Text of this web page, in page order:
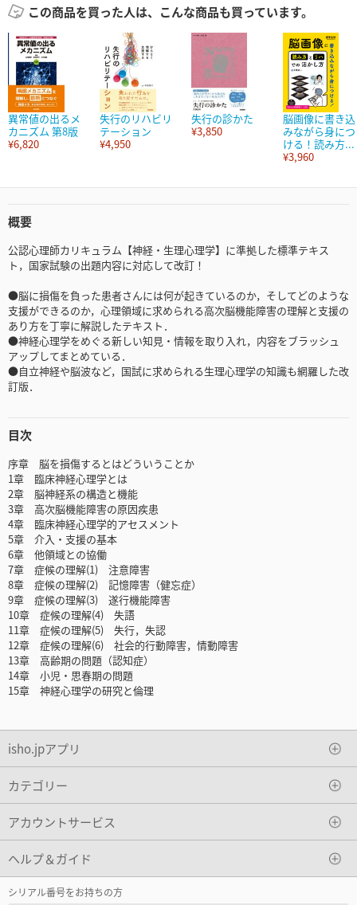
この商品を買った人は、こんな商品も買っています。
異常値の出るメ
カニズム 第8版
¥6,820
失行のリハビリ
テーション
¥4,950
失行の診かた
¥3,850
脳画像に書き込
みながら身につ
ける！読み方...
¥3,960
概要
公認心理師カリキュラム【神経・生理心理学】に準拠した標準テキス
ト，国家試験の出題内容に対応して改訂！
●脳に損傷を負った患者さんには何が起きているのか，そしてどのような
支援ができるのか，心理領域に求められる高次脳機能障害の理解と支援の
あり方を丁寧に解説したテキスト．
●神経心理学をめぐる新しい知見・情報を取り入れ，内容をブラッシュ
アップしてまとめている．
●自立神経や脳波など，国試に求められる生理心理学の知識も網羅した改
訂版．
目次
序章 脳を損傷するとはどういうことか
1章 臨床神経心理学とは
2章 脳神経系の構造と機能
3章 高次脳機能障害の原因疾患
4章 臨床神経心理学的アセスメント
5章 介入・支援の基本
6章 他領域との協働
7章 症候の理解(1) 注意障害
8章 症候の理解(2) 記憶障害（健忘症）
9章 症候の理解(3) 遂行機能障害
10章 症候の理解(4) 失語
11章 症候の理解(5) 失行，失認
12章 症候の理解(6) 社会的行動障害，情動障害
13章 高齢期の問題（認知症）
14章 小児・思春期の問題
15章 神経心理学の研究と倫理
isho.jpアプリ
カテゴリー
アカウントサービス
ヘルプ＆ガイド
シリアル番号をお持ちの方